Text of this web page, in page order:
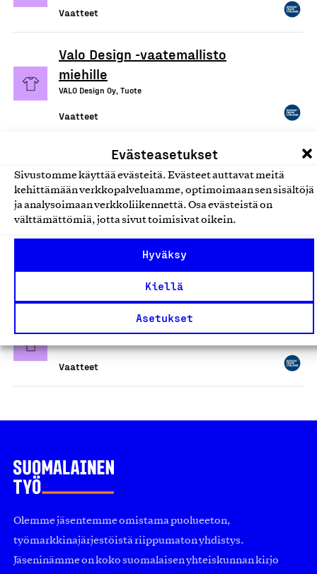
Evästeasetukset
Sivustomme käyttää evästeitä. Evästeet auttavat meitä
kehittämään verkkopalveluamme, optimoimaan sen sisältöjä
ja analysoimaan verkkoliikennettä. Osa evästeistä on
välttämättömiä, jotta sivut toimisivat oikein.
Hyväksy
Kiellä
Asetukset
Vaatteet
Valo Design -vaatemallisto
miehille
VALO Design Oy, Tuote
Vaatteet
Naisten vaatteet ja asusteet
Nakoa Oy, Tuote
Vaatteet
Reima-lastenvaatteet
Reima Europe Oy, Tuote
HYLJE-haalarit
Vaatteet
Olemme jäsentemme omistama puolueeton,
työmarkkinajärjestöistä riippumaton yhdistys.
Jäseninämme on koko suomalaisen yhteiskunnan kirjo